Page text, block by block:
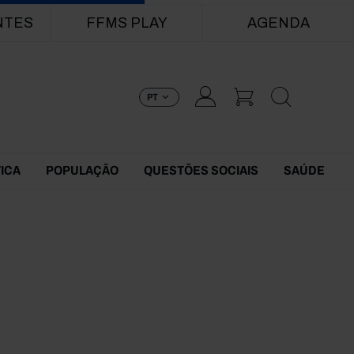
FFMS PLAY AGENDA
PT
POPULAÇÃO QUESTÕES SOCIAIS SAÚDE